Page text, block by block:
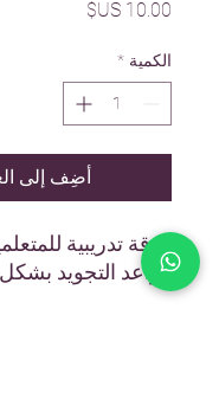
الكمية *
أضِف إلى
قواعد التجويد